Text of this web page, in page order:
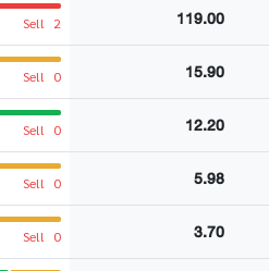
Sell 2 119.00
Sell 0 15.90
Sell 0 12.20
Sell 0 5.98
Sell 0 3.70